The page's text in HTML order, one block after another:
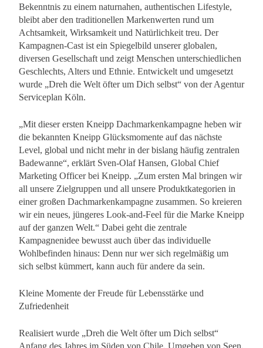
Bekenntnis zu einem naturnahen, authentischen Lifestyle,
bleibt aber den traditionellen Markenwerten rund um
Achtsamkeit, Wirksamkeit und Natürlichkeit treu. Der
Kampagnen-Cast ist ein Spiegelbild unserer globalen,
diversen Gesellschaft und zeigt Menschen unterschiedlichen
Geschlechts, Alters und Ethnie. Entwickelt und umgesetzt
wurde „Dreh die Welt öfter um Dich selbst“ von der Agentur
Serviceplan Köln.
„Mit dieser ersten Kneipp Dachmarkenkampagne heben wir
die bekannten Kneipp Glücksmomente auf das nächste
Level, global und nicht mehr in der bislang häufig zentralen
Badewanne“, erklärt Sven-Olaf Hansen, Global Chief
Marketing Officer bei Kneipp. „Zum ersten Mal bringen wir
all unsere Zielgruppen und all unsere Produktkategorien in
einer großen Dachmarkenkampagne zusammen. So kreieren
wir ein neues, jüngeres Look-and-Feel für die Marke Kneipp
auf der ganzen Welt.“ Dabei geht die zentrale
Kampagnenidee bewusst auch über das individuelle
Wohlbefinden hinaus: Denn nur wer sich regelmäßig um
sich selbst kümmert, kann auch für andere da sein.
Kleine Momente der Freude für Lebensstärke und
Zufriedenheit
Realisiert wurde „Dreh die Welt öfter um Dich selbst“
Anfang des Jahres im Süden von Chile. Umgeben von Seen,